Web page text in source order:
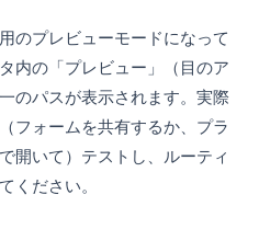
のプレビューモードになって
内の「プレビュー」（目のア
のパスが表示されます。実際
フォームを共有するか、プラ
開いて）テストし、ルーティ
ください。